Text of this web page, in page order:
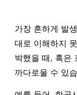
가장 흔하게 발
대로 이해하지
박했을 때, 혹은
까다로울 수 있